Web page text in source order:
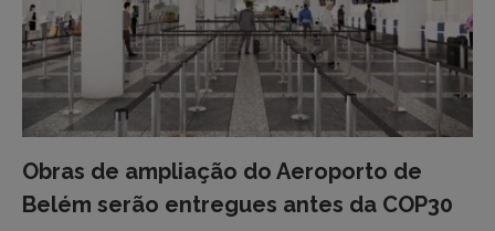
Obras de ampliação do Aeroporto de
Belém serão entregues antes da COP30